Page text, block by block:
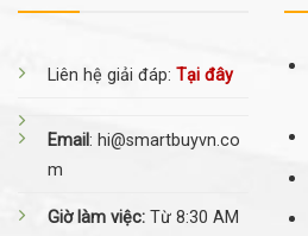
Liên hệ giải đáp: Tại đây
Email: hi@smartbuyvn.co
m
Giờ làm việc: Từ 8:30 AM